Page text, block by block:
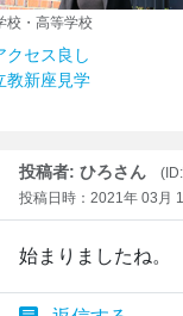
校・高等学校
クセス良し
教新座見学
投稿者: ひろさん
投稿日時：2021年 03月
始まりましたね。